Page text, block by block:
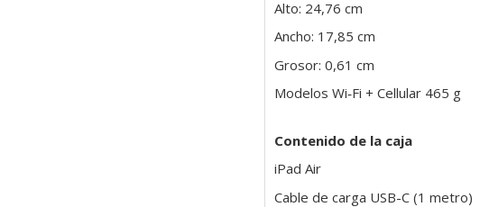
Alto: 24,76 cm
Ancho: 17,85 cm
Grosor: 0,61 cm
Modelos Wi‑Fi + Cellular 465 g
Contenido de la caja
iPad Air
Cable de carga USB-C (1 metro)